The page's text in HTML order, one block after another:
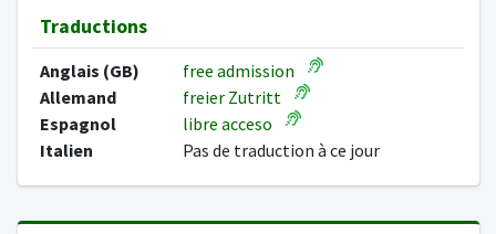
Traductions
Anglais (GB)
free admission
Allemand
freier Zutritt
Espagnol
libre acceso
Italien
Pas de traduction à ce jour